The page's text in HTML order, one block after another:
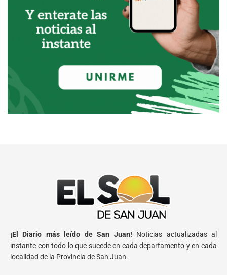
¡El Diario más leído de San Juan! Noticias actualizadas al
instante con todo lo que sucede en cada departamento y en cada
localidad de la Provincia de San Juan.